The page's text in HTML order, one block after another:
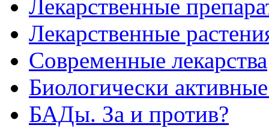
Лекарственные
Лекарственные
Современные лекарства
Биологически
БАДы. За и против?